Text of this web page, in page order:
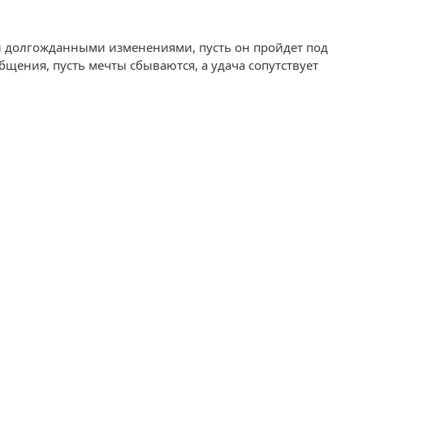
изменениями, пусть он пройдет под
пусть мечты сбываются, а удача сопутствует